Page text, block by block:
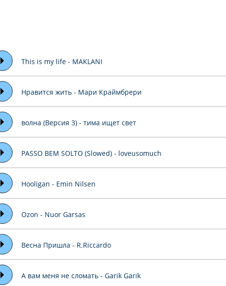
This is my life - MAKLANI
Нравится жить - Мари Краймбрери
волна (Версия 3) - тима ищет свет
PASSO BEM SOLTO (Slowed) - loveusomuch
Hooligan - Emin Nilsen
Ozon - Nuor Garsas
Весна Пришла - R.Riccardo
А вам меня не сломать - Garik Garik